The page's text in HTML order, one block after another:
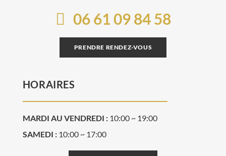
06 61 09 84 58
PRENDRE RENDEZ-VOUS
HORAIRES
MARDI AU VENDREDI : 10:00 ~ 19:00
SAMEDI : 10:00 ~ 17:00